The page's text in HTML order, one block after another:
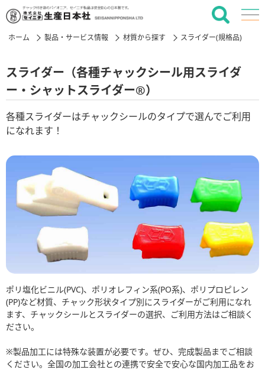
ホーム 製品・サービス情報 材質から探す スライダー(規格品)
スライダー（各種チャックシール用スライダ
ー・シャットスライダー®）
各種スライダーはチャックシールのタイプで選んでご利用
になれます！
ポリ塩化ビニル(PVC)、ポリオレフィン系(PO系)、ポリプロピレン
(PP)など材質、チャック形状タイプ別にスライダーがご利用になれ
ます、チャックシールとスライダーの選択、ご利用方法はご相談く
ださい。
※製品加工には特殊な装置が必要です。ぜひ、完成製品までご相談
ください。全国の加工会社との連携で安全で安心な国内加工品をお